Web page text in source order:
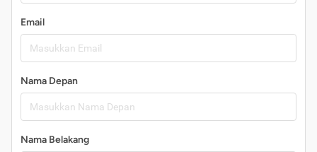
Email
Nama Depan
Nama Belakang